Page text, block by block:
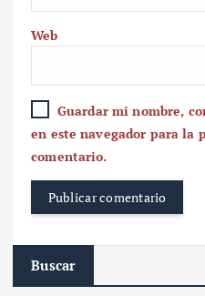
Web
Guardar mi nombre,
en este navegador para la
comentario.
Buscar